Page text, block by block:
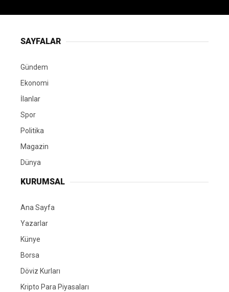
SAYFALAR
Gündem
Ekonomi
İlanlar
Spor
Politika
Magazin
Dünya
KURUMSAL
Ana Sayfa
Yazarlar
Künye
Borsa
Döviz Kurları
Kripto Para Piyasaları